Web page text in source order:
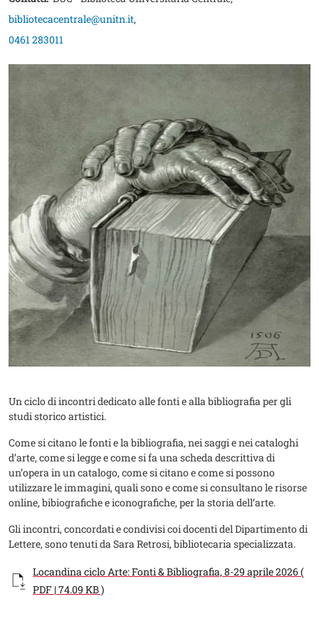
bibliotecacentrale@unitn.it,
0461 283011
Un ciclo di incontri dedicato alle fonti e alla bibliografia per gli
studi storico artistici.
Come si citano le fonti e la bibliografia, nei saggi e nei cataloghi
d’arte, come si legge e come si fa una scheda descrittiva di
un’opera in un catalogo, come si citano e come si possono
utilizzare le immagini, quali sono e come si consultano le risorse
online, bibiografiche e iconografiche, per la storia dell’arte.
Gli incontri, concordati e condivisi coi docenti del Dipartimento di
Lettere, sono tenuti da Sara Retrosi, bibliotecaria specializzata.
Documento
Locandina ciclo Arte: Fonti & Bibliografia, 8-29 aprile 2026 (
PDF | 74.09 KB )